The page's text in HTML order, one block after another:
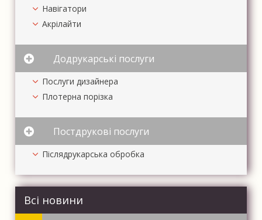
Навігатори
Акрілайти
Додрукарські послуги
Послуги дизайнера
Плотерна порізка
Постдрукові послуги
Післядрукарська обробка
Всі новини